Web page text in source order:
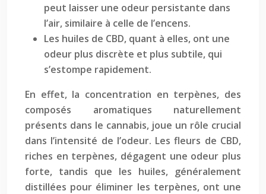
peut laisser une odeur persistante dans
l’air, similaire à celle de l’encens.
Les huiles de CBD, quant à elles, ont une
odeur plus discrète et plus subtile, qui
s’estompe rapidement.
En effet, la concentration en terpènes, des
composés aromatiques naturellement
présents dans le cannabis, joue un rôle crucial
dans l’intensité de l’odeur. Les fleurs de CBD,
riches en terpènes, dégagent une odeur plus
forte, tandis que les huiles, généralement
distillées pour éliminer les terpènes, ont une